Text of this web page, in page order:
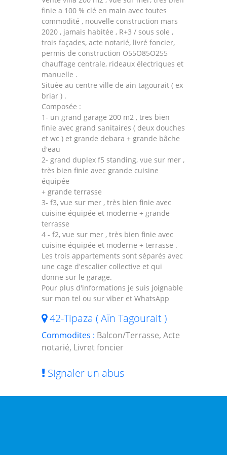
finie a 100 % clé en main avec toutes
commodité , nouvelle construction mars
2020 , jamais habitée , R+3 / sous sole ,
trois façades, acte notarié, livré foncier,
permis de construction O55O85O255
chauffage centrale, rideaux électriques et
manuelle .
Situėe au centre ville de ain tagourait ( ex
briar ) .
Composée :
1- un grand garage 200 m2 , tres bien
finie avec grand sanitaires ( deux douches
et wc ) et grande debara + grande bâche
d'eau
2- grand duplex f5 standing, vue sur mer ,
très bien finie avec grande cuisine
équipée
+ grande terrasse
3- f3, vue sur mer , très bien finie avec
cuisine équipée et moderne + grande
terrasse
4 - f2, vue sur mer , très bien finie avec
cuisine équipée et moderne + terrasse .
Les trois appartements sont séparés avec
une cage d'escalier collective et qui
donne sur le garage.
Pour plus d'informations je suis joignable
sur mon tel ou sur viber et WhatsApp
42-Tipaza ( Aïn Tagourait )
Commodites : Balcon/Terrasse, Acte
notarié, Livret foncier
Signaler un abus